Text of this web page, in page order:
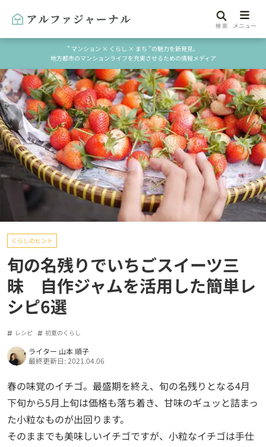
" マンション × くらし × まち "の魅力を新発見。
地方都市のマンションライフを充実させるための情報メディア
くらしのヒント
旬の名残りでいちごスイーツ三
昧 自作ジャムを活用した簡単レ
シピ6選
レシピ 初夏のくらし
ライター 山本 順子
最終更新日: 2021.04.06
春の味覚のイチゴ。最盛期を終え、旬の名残りとなる4月
下旬から5月上旬は価格も落ち着き、甘味のギュッと詰まっ
た小粒なものが出回ります。
そのままでも美味しいイチゴですが、小粒なイチゴは手仕